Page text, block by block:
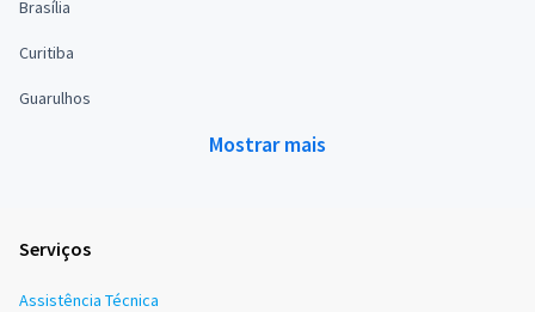
Brasília
Curitiba
Guarulhos
Mostrar mais
Serviços
Assistência Técnica